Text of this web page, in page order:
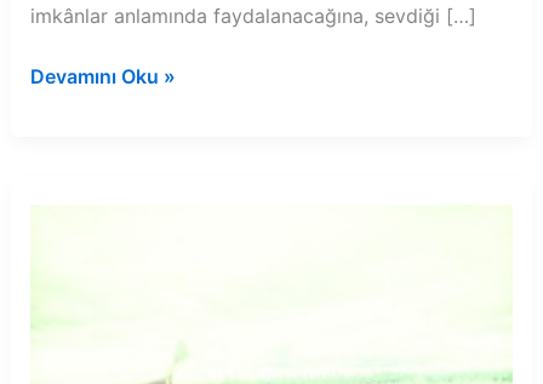
imkânlar anlamında faydalanacağına, sevdiği […]
Rüyada
gelmesi
Devamını Oku »